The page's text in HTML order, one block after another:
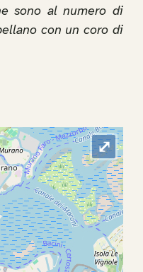
sono al numero di
con un coro di